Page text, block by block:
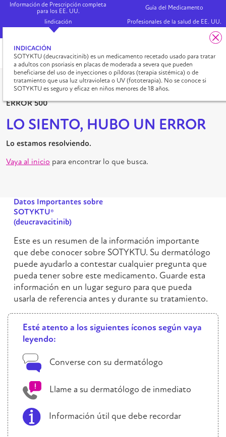
Información de Prescripción completa
para los EE. UU.
Guía del Medicamento
Iindicación
INDICACIÓN
SOTYKTU (deucravacitinib) es un medicamento recetado usado para tratar
a adultos con psoriasis en placas de moderada a severa que pueden
beneficiarse del uso de inyecciones o píldoras (terapia sistémica) o de
tratamiento que usa luz ultravioleta o UV (fototerapia). No se conoce si
SOTYKTU es seguro y eficaz en niños menores de 18 años.
Profesionales de la salud de EE. UU.
copago
ERROR 500
LO SIENTO, HUBO UN ERROR
Lo estamos resolviendo.
Vaya al inicio para encontrar lo que busca.
Datos Importantes sobre
SOTYKTU®
(deucravacitinib)
Este es un resumen de la información importante
que debe conocer sobre SOTYKTU. Su dermatólogo
puede ayudarlo a contestar cualquier pregunta que
pueda tener sobre este medicamento. Guarde esta
información en un lugar seguro para que pueda
usarla de referencia antes y durante su tratamiento.
Esté atento a los siguientes íconos según vaya
leyendo:
Converse con su dermatólogo
Llame a su dermatólogo de inmediato
Información útil que debe recordar